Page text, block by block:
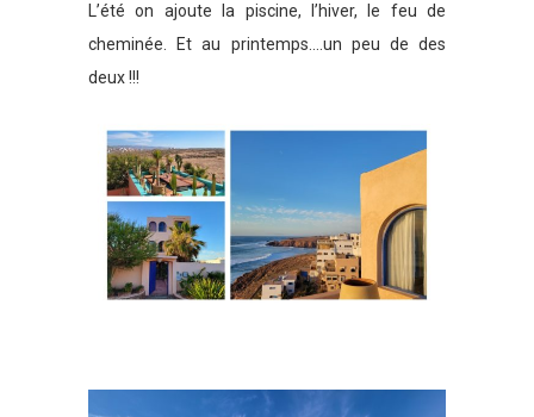
L’été on ajoute la piscine, l’hiver, le feu de
cheminée. Et au printemps….un peu de des
deux !!!